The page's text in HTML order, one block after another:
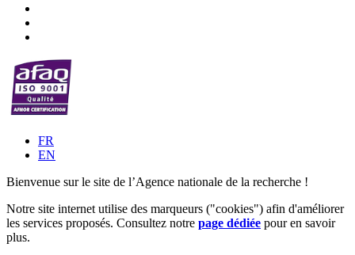
FR
EN
Bienvenue sur le site de l’Agence nationale de la recherche !
Notre site internet utilise des marqueurs ("cookies") afin d'améliorer
les services proposés. Consultez notre page dédiée pour en savoir
plus.